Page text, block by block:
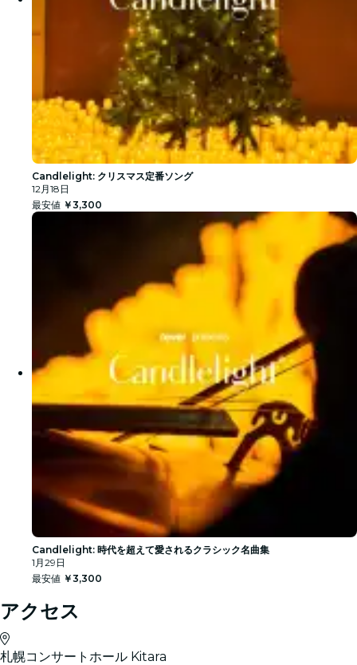
Candlelight: クリスマス定番ソング
12月18日
最安値 ￥3,300
Candlelight: 時代を超えて愛されるクラシック名曲集
1月29日
最安値 ￥3,300
アクセス
札幌コンサートホール Kitara